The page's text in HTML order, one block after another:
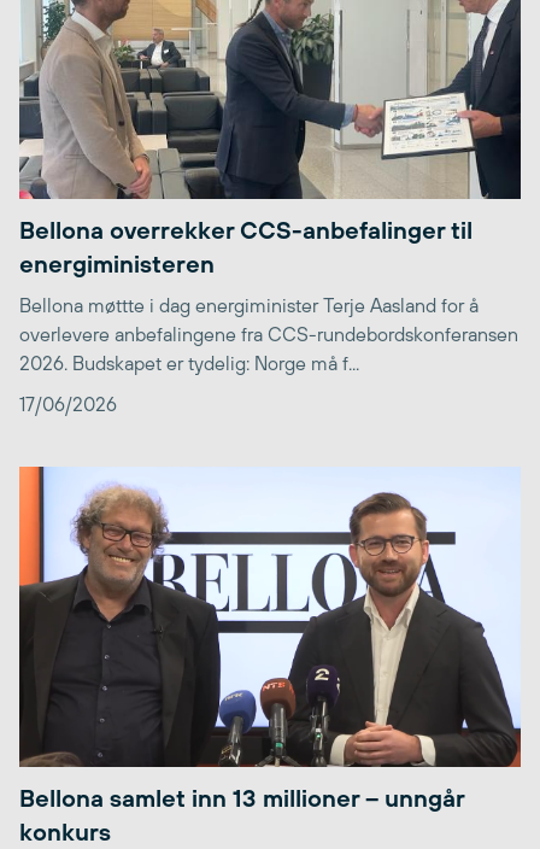
Bellona overrekker CCS-anbefalinger til
energiministeren
Bellona møttte i dag energiminister Terje Aasland for å
overlevere anbefalingene fra CCS-rundebordskonferansen
2026. Budskapet er tydelig: Norge må f...
17/06/2026
Bellona samlet inn 13 millioner – unngår
konkurs